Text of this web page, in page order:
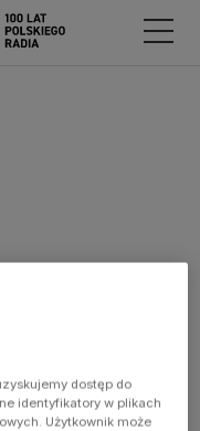
dostęp do
identyfikatory w plikach
Użytkownik może